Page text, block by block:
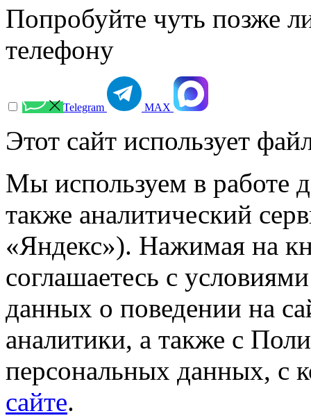
Попробуйте чуть позже
телефону
Telegram МАХ
Этот сайт использует
Мы используем в работе
также аналитический
«Яндекс»). Нажимая на
соглашаетесь с
данных о поведении на
аналитики, а также с
персональных данных, с
сайте.